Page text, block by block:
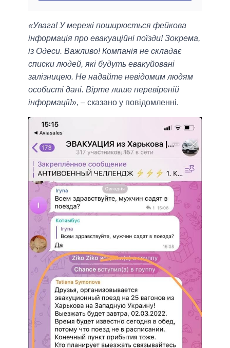
«Увага! У мережі поширюється фейкова
інформація про евакуаційні поїзди! Зокрема,
із Одеси. Важливо! Компанія не складає
списки людей, які будуть евакуйовані
залізницею. Не надайте невідомим людям
особисті дані. Вірте лише перевіреній
інформації!», – сказано у повідомленні.